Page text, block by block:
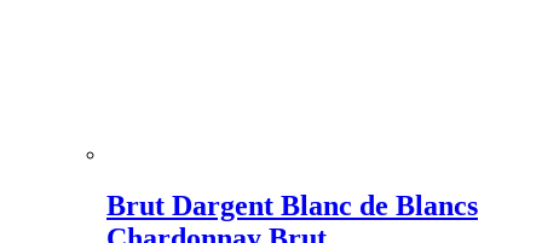
Brut Dargent Blanc de Blancs